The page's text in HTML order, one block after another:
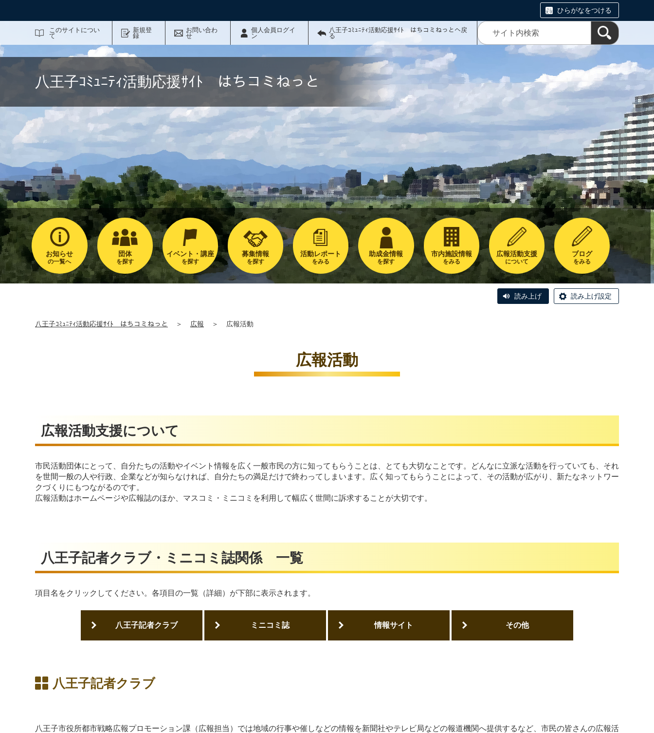
ひらがなをつける
このサイトについ
て
新規登
録
お問い合わ
せ
個人会員ログイ
ン
八王子ｺﾐｭﾆﾃｨ活動応援ｻｲﾄ はちコミねっとへ戻
る
八王子ｺﾐｭﾆﾃｨ活動応援ｻｲﾄ はちコミねっと
お知らせ
の一覧へ
団体
を探す
イベント・講座
を探す
募集情報
を探す
活動レポート
をみる
助成金情報
を探す
市内施設情報
をみる
広報活動支援
について
ブログ
をみる
読み上げ 読み上げ設定
八王子ｺﾐｭﾆﾃｨ活動応援ｻｲﾄ はちコミねっと ＞ 広報 ＞ 広報活動
広報活動
広報活動支援について
市民活動団体にとって、自分たちの活動やイベント情報を広く一般市民の方に知ってもらうことは、とても大切なことです。どんなに立派な活動を行っていても、それ
を世間一般の人や行政、企業などが知らなければ、自分たちの満足だけで終わってしまいます。広く知ってもらうことによって、その活動が広がり、新たなネットワー
クづくりにもつながるのです。
広報活動はホームページや広報誌のほか、マスコミ・ミニコミを利用して幅広く世間に訴求することが大切です。
八王子記者クラブ・ミニコミ誌関係 一覧
項目名をクリックしてください。各項目の一覧（詳細）が下部に表示されます。
八王子記者クラブ ミニコミ誌 情報サイト その他
八王子記者クラブ
八王子市役所都市戦略広報プロモーション課（広報担当）では地域の行事や催しなどの情報を新聞社やテレビ局などの報道機関へ提供するなど、市民の皆さんの広報活